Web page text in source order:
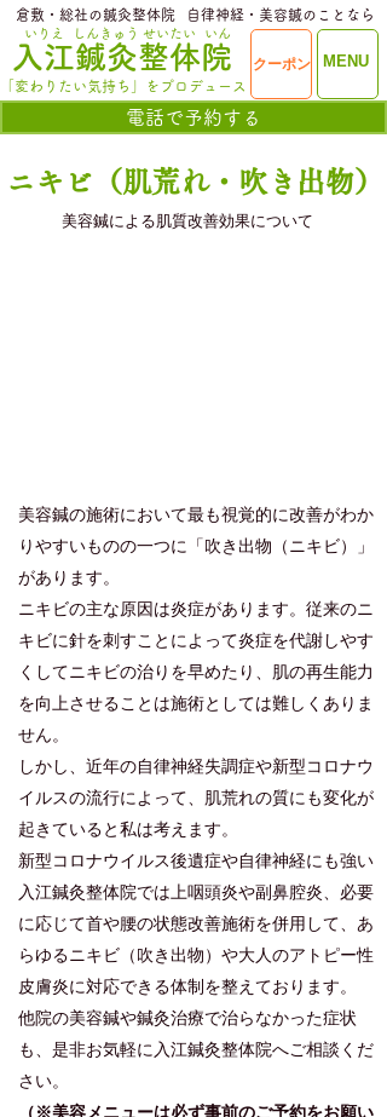
ME
​入江鍼灸整体院
いりえ
MENU
クーポン
電話で予約する
せいたい
しんきゅう いん
「変わりたい気持ち」をプロデュース
​倉敷・総社の鍼灸整体院 ​自律神経・美容鍼のことなら
ニキビ（肌荒れ・吹き出物）
美容鍼による肌質改善効果について
美容鍼の施術において最も視覚的に改善がわか
りやすいものの一つに「吹き出物（ニキビ）」
があります。
ニキビの主な原因は炎症があります。従来のニ
キビに針を刺すことによって炎症を代謝しやす
くしてニキビの治りを早めたり、肌の再生能力
を向上させることは施術としては難しくありま
せん。
しかし、近年の自律神経失調症や新型コロナウ
イルスの流行によって、肌荒れの質にも変化が
起きていると私は考えます。
新型コロナウイルス後遺症や自律神経にも強い
入江鍼灸整体院では上咽頭炎や副鼻腔炎、必要
に応じて首や腰の状態改善施術を併用して、あ
らゆるニキビ（吹き出物）や大人のアトピー性
皮膚炎に対応できる体制を整えております。
​他院の美容鍼や鍼灸治療で治らなかった症状
も、是非お気軽に入江鍼灸整体院へご相談くだ
さい。
（※美容メニューは必ず事前のご予約をお願い